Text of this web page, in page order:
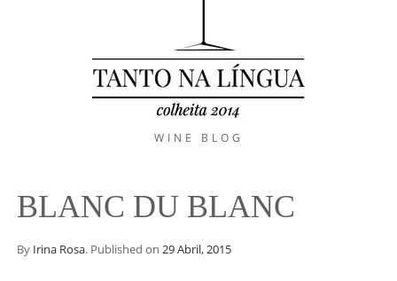
WINE BLOG
BLANC DU BLANC
By Irina Rosa. Published on 29 Abril, 2015